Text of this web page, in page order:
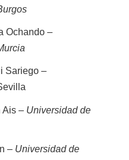
Ochando –
Sariego –
Ais – Universidad de
– Universidad de